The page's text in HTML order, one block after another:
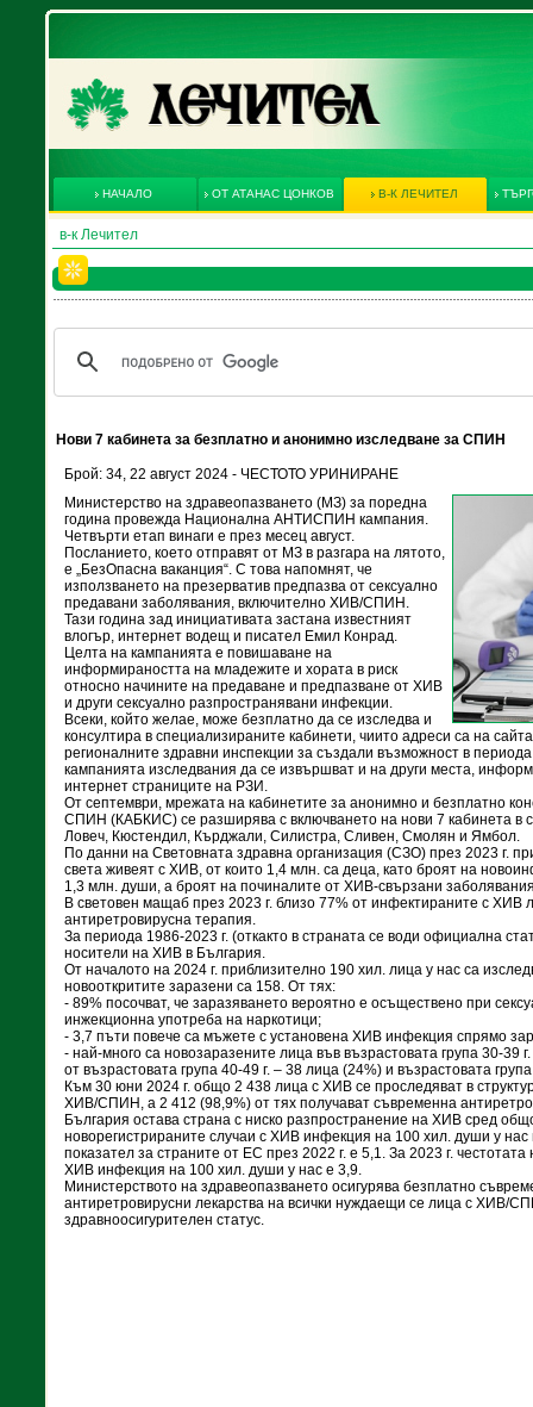
НАЧАЛО ОТ АТАНАС ЦОНКОВ В-К ЛЕЧИТЕЛ
в-к Лечител
Нови 7 кабинета за безплатно и анонимно изследване за СПИН
Брой: 34, 22 август 2024 - ЧЕСТОТО УРИНИРАНЕ
Министерство на здравеопазването (МЗ) за поредна
година провежда Национална АНТИСПИН кампания.
Четвърти етап винаги е през месец август.
Посланието, което отправят от МЗ в разгара на лятото,
е „БезОпасна ваканция“. С това напомнят, че
използването на презерватив предпазва от сексуално
предавани заболявания, включително ХИВ/СПИН.
Тази година зад инициативата застана известният
влогър, интернет водещ и писател Емил Конрад.
Целта на кампанията е повишаване на
информираността на младежите и хората в риск
относно начините на предаване и предпазване от ХИВ
и други сексуално разпространявани инфекции.
Всеки, който желае, може безплатно да се изследва и
консултира в специализираните кабинети, чиито адреси са на
регионалните здравни инспекции за създали възможност в
кампанията изследвания да се извършват и на други места,
интернет страниците на РЗИ.
От септември, мрежата на кабинетите за анонимно и безплатно
СПИН (КАБКИС) се разширява с включването на нови 7 кабинета в
Ловеч, Кюстендил, Кърджали, Силистра, Сливен, Смолян и Ямбол.
По данни на Световната здравна организация (СЗО) през 2023 г.
света живеят с ХИВ, от които 1,4 млн. са деца, като броят на
1,3 млн. души, а броят на починалите от ХИВ-свързани
В световен мащаб през 2023 г. близо 77% от инфектираните с ХИВ
антиретровирусна терапия.
За периода 1986-2023 г. (откакто в страната се води официална
носители на ХИВ в България.
От началото на 2024 г. приблизително 190 хил. лица у нас са
новооткритите заразени са 158. От тях:
- 89% посочват, че заразяването вероятно е осъществено при
инжекционна употреба на наркотици;
- 3,7 пъти повече са мъжете с установена ХИВ инфекция спрямо
- най-много са новозаразените лица във възрастовата група 30-39
от възрастовата група 40-49 г. – 38 лица (24%) и възрастовата
Към 30 юни 2024 г. общо 2 438 лица с ХИВ се проследяват в
ХИВ/СПИН, а 2 412 (98,9%) от тях получават съвременна
България остава страна с ниско разпространение на ХИВ сред
новорегистрираните случаи с ХИВ инфекция на 100 хил. души у нас
показател за страните от ЕС през 2022 г. е 5,1. За 2023 г.
ХИВ инфекция на 100 хил. души у нас е 3,9.
Министерството на здравеопазването осигурява безплатно
антиретровирусни лекарства на всички нуждаещи се лица с ХИВ/
здравноосигурителен статус.